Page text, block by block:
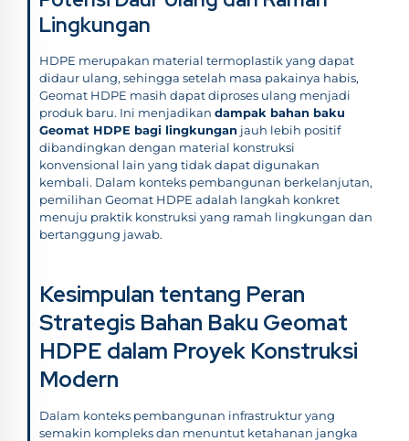
Lingkungan
HDPE merupakan material termoplastik yang dapat
didaur ulang, sehingga setelah masa pakainya habis,
Geomat HDPE masih dapat diproses ulang menjadi
produk baru. Ini menjadikan dampak bahan baku
Geomat HDPE bagi lingkungan jauh lebih positif
dibandingkan dengan material konstruksi
konvensional lain yang tidak dapat digunakan
kembali. Dalam konteks pembangunan berkelanjutan,
pemilihan Geomat HDPE adalah langkah konkret
menuju praktik konstruksi yang ramah lingkungan dan
bertanggung jawab.
Kesimpulan tentang Peran
Strategis Bahan Baku Geomat
HDPE dalam Proyek Konstruksi
Modern
Dalam konteks pembangunan infrastruktur yang
semakin kompleks dan menuntut ketahanan jangka